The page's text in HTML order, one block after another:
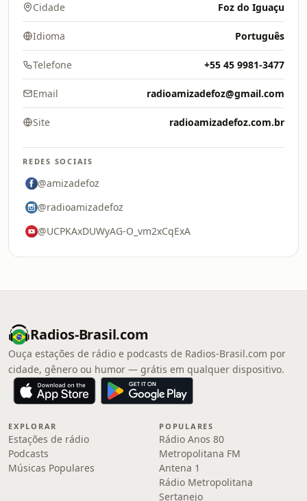
Cidade Foz do Iguaçu
Idioma Português
Telefone +55 45 9981-3477
Email radioamizadefoz@gmail.com
Site radioamizadefoz.com.br
REDES SOCIAIS
@amizadefoz
@radioamizadefoz
@UCPKAxDUWyAG-O_vm2xCqExA
Radios-Brasil.com
Ouça estações de rádio e podcasts de Radios-Brasil.com por
cidade, gênero ou humor — grátis em qualquer dispositivo.
EXPLORAR
Estações de rádio
Podcasts
Músicas Populares
POPULARES
Rádio Anos 80
Metropolitana FM
Antena 1
Rádio Metropolitana
Sertanejo